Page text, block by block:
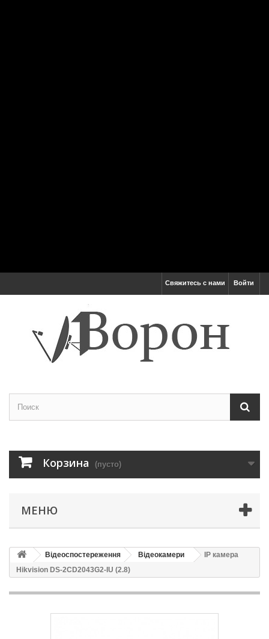
Войти
Свяжитесь с нами
Корзина (пусто)
МЕНЮ
Відеоспостереження Відеокамери
IP камера
Hikvision DS-2CD2043G2-IU (2.8)